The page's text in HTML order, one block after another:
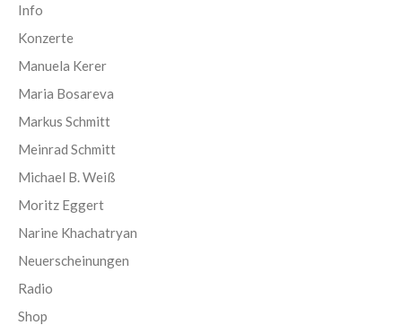
Info
Konzerte
Manuela Kerer
Maria Bosareva
Markus Schmitt
Meinrad Schmitt
Michael B. Weiß
Moritz Eggert
Narine Khachatryan
Neuerscheinungen
Radio
Shop